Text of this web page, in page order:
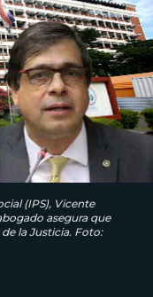
(IPS), Vicente
asegura que
la Justicia. Foto: